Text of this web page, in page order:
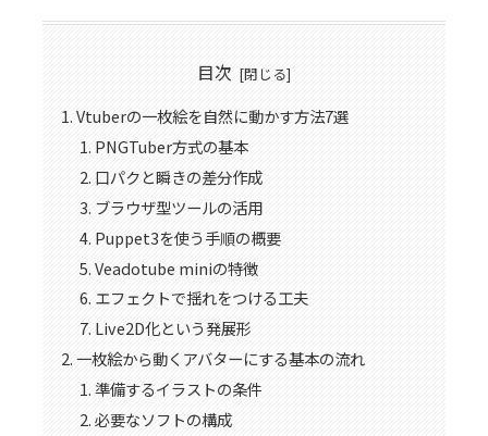
目次
Vtuberの一枚絵を自然に動かす方法7選
PNGTuber方式の基本
口パクと瞬きの差分作成
ブラウザ型ツールの活用
Puppet3を使う手順の概要
Veadotube miniの特徴
エフェクトで揺れをつける工夫
Live2D化という発展形
一枚絵から動くアバターにする基本の流れ
準備するイラストの条件
必要なソフトの構成